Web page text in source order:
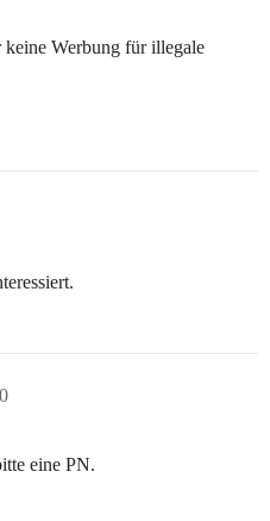
Werbung für illegale
eine PN.